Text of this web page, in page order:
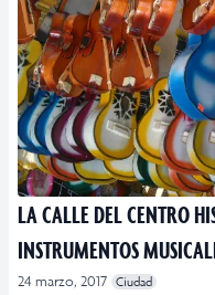
LA CALLE DEL CENTRO
INSTRUMENTOS
24 marzo, 2017 Ciudad